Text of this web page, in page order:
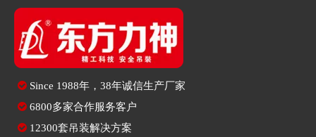
 Since 1988年，38年诚信生产厂家
 6800多家合作服务客户
 12300套吊装解决方案